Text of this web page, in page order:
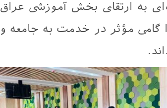
به ارتقای بخش آموزشی عراق
گامی مؤثر در خدمت به جامعه و